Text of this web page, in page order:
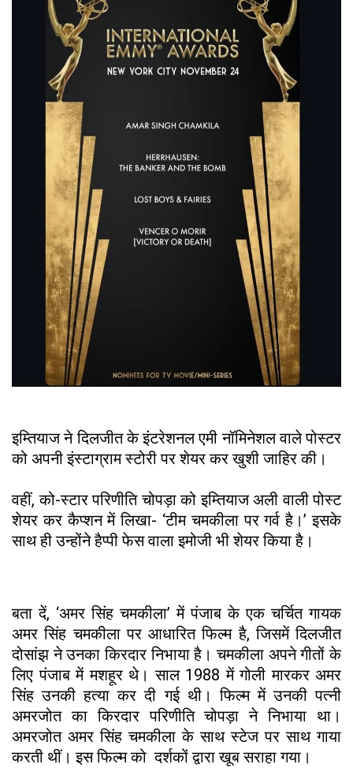
इम्तियाज ने दिलजीत के इंटरेशनल एमी नॉमिनेशल वाले पोस्टर
को अपनी इंस्टाग्राम स्टोरी पर शेयर कर खुशी जाहिर की।
वहीं, को-स्टार परिणीति चोपड़ा को इम्तियाज अली वाली पोस्ट
शेयर कर कैप्शन में लिखा- ‘टीम चमकीला पर गर्व है।’ इसके
साथ ही उन्होंने हैप्पी फेस वाला इमोजी भी शेयर किया है।
बता दें, ‘अमर सिंह चमकीला’ में पंजाब के एक चर्चित गायक
अमर सिंह चमकीला पर आधारित फिल्म है, जिसमें दिलजीत
दोसांझ ने उनका किरदार निभाया है। चमकीला अपने गीतों के
लिए पंजाब में मशहूर थे। साल 1988 में गोली मारकर अमर
सिंह उनकी हत्या कर दी गई थी। फिल्म में उनकी पत्नी
अमरजोत का किरदार परिणीति चोपड़ा ने निभाया था।
अमरजोत अमर सिंह चमकीला के साथ स्टेज पर साथ गाया
करती थीं। इस फिल्म को दर्शकों द्वारा खूब सराहा गया।